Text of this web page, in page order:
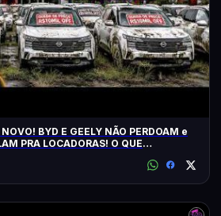
BYD E GEELY NÃO PERDOAM e
LOCADORAS! O QUE